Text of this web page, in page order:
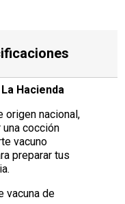
Hacienda
origen nacional,
cocción
vacuno
preparar tus
vacuna de